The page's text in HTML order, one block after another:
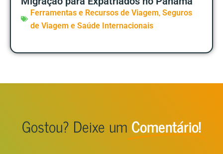
Ferramentas e Recursos de Viagem, Seguros
de Viagem e Saúde Internacionais
Gostou? Deixe um Comentário!